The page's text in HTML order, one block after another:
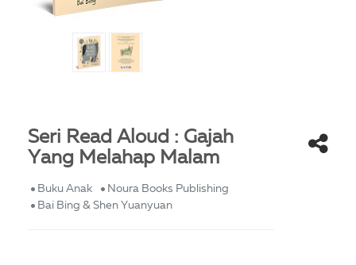
Seri Read Aloud : Gajah
Yang Melahap Malam
Buku Anak
Noura Books Publishing
Bai Bing & Shen Yuanyuan